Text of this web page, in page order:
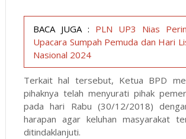
BACA JUGA : PLN UP3 Nias
Upacara Sumpah Pemuda dan Hari
Nasional 2024
Terkait hal tersebut, Ketua BPD
pihaknya telah menyurati pihak
pada hari Rabu (30/12/2018)
harapan agar keluhan masyarakat
ditindaklanjuti.